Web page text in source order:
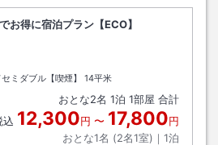
お得に宿泊プラン【ECO】
ト
ミダブル【喫煙】
14平米
おとな2名 1泊 1部屋 合計
込 12,300円 〜 17,800円
おとな1名 (2名1室)｜ 1泊